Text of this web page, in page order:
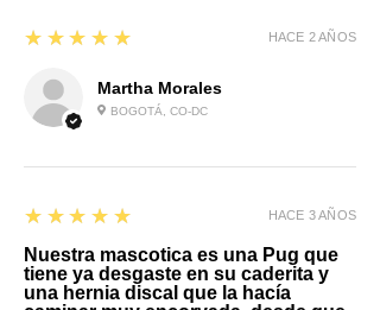
Martha Morales
BOGOTÁ, CO-DC
5
★★★★★ HACE 2 AÑOS
5
★★★★★
Nuestra mascotica es una Pug que
tiene ya desgaste en su caderita y
una hernia discal que la hacía
HACE 3 AÑOS